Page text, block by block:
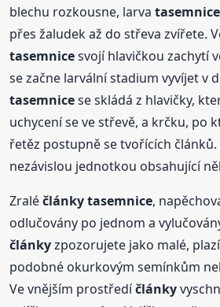
blechu rozkousne, larvatasemnice
přes žaludek až do střeva zvířete.
tasemnicesvojí hlavičkou zachytí
se začne larvální stadium vyvíjet v
tasemnicese skládá z hlavičky,
uchycení se ve střevě, a krčku, po
řetěz postupně se tvořících článků.
nezávislou jednotkou obsahující
Zraléčlánky tasemnice,
odlučovány po jednom a
článkyzpozorujete jako malé,
podobné okurkovým semínkům
Ve vnějším prostředíčlánky